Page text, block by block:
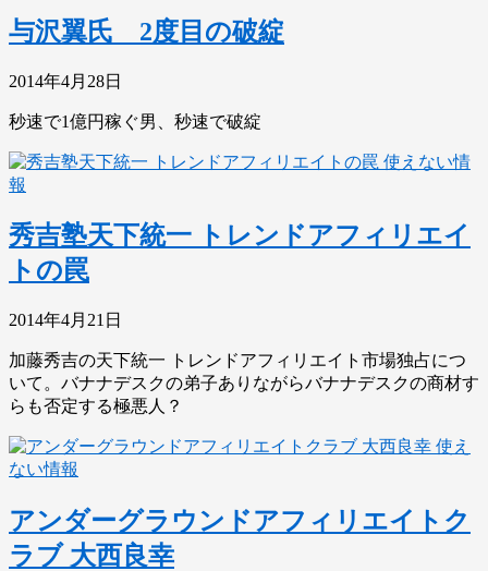
与沢翼氏 2度目の破綻
2014年4月28日
秒速で1億円稼ぐ男、秒速で破綻
使えない情
報
秀吉塾天下統一 トレンドアフィリエイ
トの罠
2014年4月21日
加藤秀吉の天下統一 トレンドアフィリエイト市場独占につ
いて。バナナデスクの弟子ありながらバナナデスクの商材す
らも否定する極悪人？
使え
ない情報
アンダーグラウンドアフィリエイトク
ラブ 大西良幸